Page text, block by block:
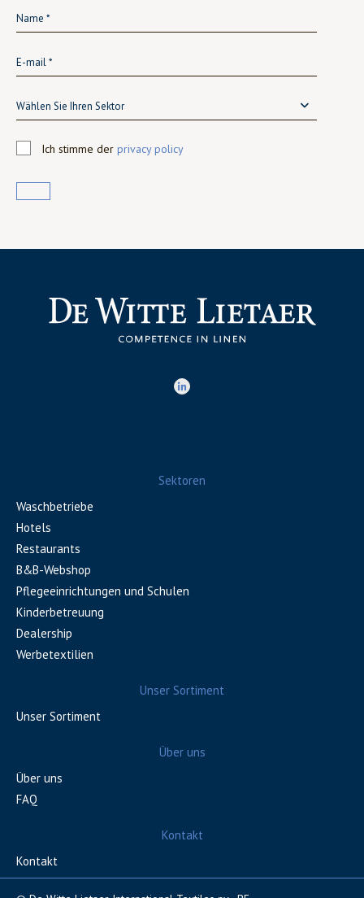
Wählen Sie Ihren Sektor
Ich stimme der privacy policy
Sektoren
Waschbetriebe
Hotels
Restaurants
B&B-Webshop
Pflegeeinrichtungen und Schulen
Kinderbetreuung
Dealership
Werbetextilien
Unser Sortiment
Unser Sortiment
Über uns
Über uns
FAQ
Kontakt
Kontakt